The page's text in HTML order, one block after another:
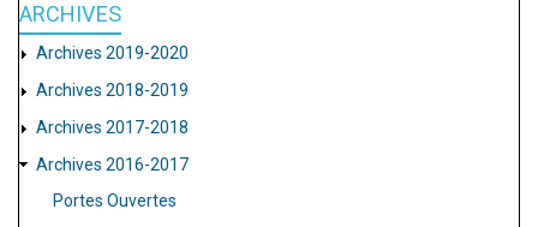
ARCHIVES
Archives 2019-2020
Archives 2018-2019
Archives 2017-2018
Archives 2016-2017
Portes Ouvertes